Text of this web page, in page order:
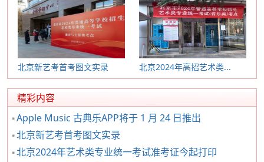
北京新艺考首考图文实录 北京2024年高招艺术类...
精彩内容
Apple Music 古典乐APP将于 1 月 24 日推出
北京新艺考首考图文实录
北京2024年艺术类专业统一考试准考证今起打印